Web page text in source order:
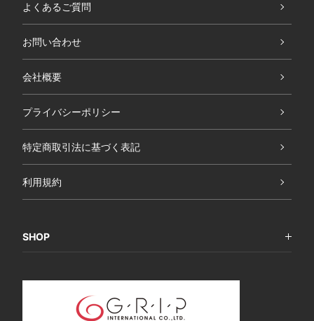
よくあるご質問
お問い合わせ
会社概要
プライバシーポリシー
特定商取引法に基づく表記
利用規約
SHOP